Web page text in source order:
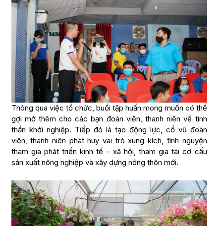
Thông qua việc tổ chức, buổi tập huấn mong muốn có thể
gợi mở thêm cho các bạn đoàn viên, thanh niên về tinh
thần khởi nghiệp. Tiếp đó là tạo động lực, cổ vũ đoàn
viên, thanh niên phát huy vai trò xung kích, tình nguyện
tham gia phát triển kinh tế – xã hội, tham gia tái cơ cấu
sản xuất nông nghiệp và xây dựng nông thôn mới.